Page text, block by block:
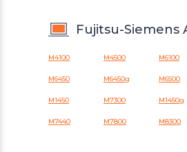
Fujitsu-Siemens
M4100 M4500 M6100
M6450 M6450g M6500
M1450 M7300 M1450g
M7440 M7800 M8300